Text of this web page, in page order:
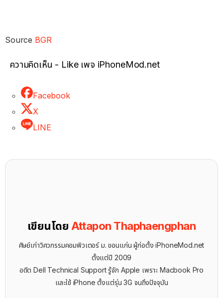
Source BGR
ความคิดเห็น - Like เพจ iPhoneMod.net
Facebook
X
LINE
เขียนโดย Attapon Thaphaengphan
ศิษย์เก่าวิศวกรรมคอมพิวเตอร์ ม. ขอนแก่น ผู้ก่อตั้ง iPhoneMod.net
ตั้งแต่ปี 2009
อดีต Dell Technical Support รู้จัก ​Apple เพราะ Macbook Pro
และใช้ iPhone ตั้งแต่รุ่น 3G จนถึงปัจจุบัน